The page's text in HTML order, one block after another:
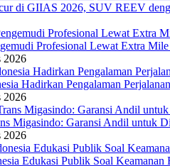
di GIIAS 2026, SUV REEV
Profesional Lewat Extra
2026
Hadirkan Pengalaman
2026
Migasindo: Garansi Andil untuk
2026
Edukasi Publik Soal